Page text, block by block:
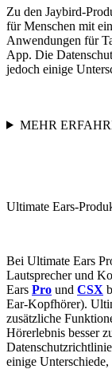
Zu den Jaybird-
für Menschen mit
Anwendungen für
App. Die
jedoch einige
MEHR
Ultimate Ears-
Bei Ultimate Ears
Lautsprecher und
Ears Pro und CSX
Ear-Kopfhörer).
zusätzliche
Hörerlebnis besser
einige